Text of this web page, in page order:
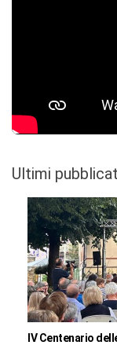
Ultimi
IV Centenario